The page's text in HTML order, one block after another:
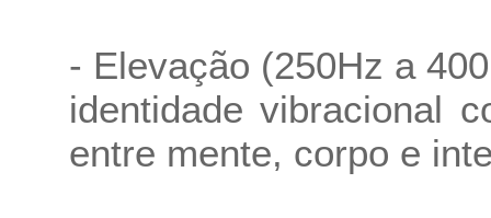
- Elevação (250Hz a
identidade vibracional
entre mente, corpo e